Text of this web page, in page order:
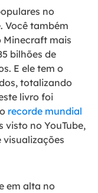
no
Você também
Minecraft mais
bilhões de
E ele tem o
totalizando
livro foi
recorde mundial
no YouTube,
visualizações
em alta no